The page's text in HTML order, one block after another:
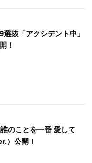
抜「アクシデント中」
！
のことを一番 愛して
）公開！